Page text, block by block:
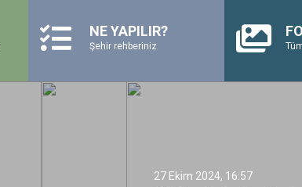
NE YAPILIR?
Şehir rehberiniz
27 Ekim 2024, 16:57